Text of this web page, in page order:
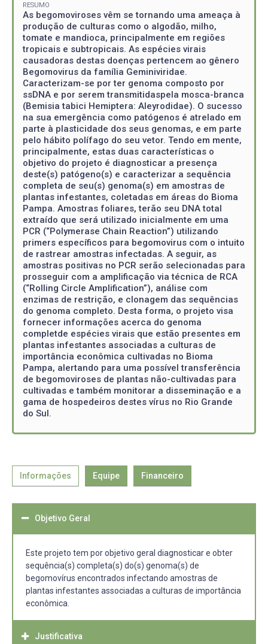
RESUMO
As begomoviroses vêm se tornando uma ameaça à
produção de culturas como o algodão, milho,
tomate e mandioca, principalmente em regiões
tropicais e subtropicais. As espécies virais
causadoras destas doenças pertencem ao gênero
Begomovirus da família Geminiviridae.
Caracterizam-se por ter genoma composto por
ssDNA e por serem transmitidaspela mosca-branca
(Bemisia tabici Hemiptera: Aleyrodidae). O sucesso
na sua emergência como patógenos é atrelado em
parte à plasticidade dos seus genomas, e em parte
pelo hábito polífago do seu vetor. Tendo em mente,
principalmente, estas duas características o
objetivo do projeto é diagnosticar a presença
deste(s) patógeno(s) e caracterizar a sequência
completa de seu(s) genoma(s) em amostras de
plantas infestantes, coletadas em áreas do Bioma
Pampa. Amostras foliares, terão seu DNA total
extraído que será utilizado inicialmente em uma
PCR (“Polymerase Chain Reaction”) utilizando
primers específicos para begomovirus com o intuito
de rastrear amostras infectadas. A seguir, as
amostras positivas no PCR serão selecionadas para
prosseguir com a amplificação via técnica de RCA
(“Rolling Circle Amplification”), análise com
enzimas de restrição, e clonagem das sequências
do genoma completo. Desta forma, o projeto visa
fornecer informações acerca do genoma
completde espécies virais que estão presentes em
plantas infestantes associadas a culturas de
importância econômica cultivadas no Bioma
Pampa, alertando para uma possível transferência
de begomoviroses de plantas não-cultivadas para
cultivadas e também monitorar a disseminação e a
gama de hospedeiros destes vírus no Rio Grande
do Sul.
Informações Equipe Financeiro
Objetivo Geral
Este projeto tem por objetivo geral diagnosticar e obter
sequência(s) completa(s) do(s) genoma(s) de
begomovírus encontrados infectando amostras de
plantas infestantes associadas a culturas de importância
econômica.
Justificativa